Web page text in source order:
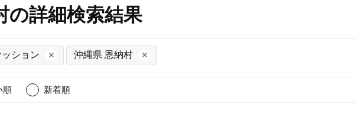
の詳細検索結果
ッション 沖縄県 恩納村
順 新着順